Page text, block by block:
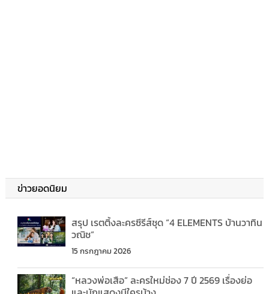
ข่าวยอดนิยม
สรุป เรตติ้งละครซีรีส์ชุด “4 ELEMENTS บ้านวาทิน
วณิช”
15 กรกฎาคม 2026
“หลวงพ่อเสือ” ละครใหม่ช่อง 7 ปี 2569 เรื่องย่อ